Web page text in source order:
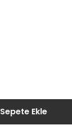
Sepete Ekle